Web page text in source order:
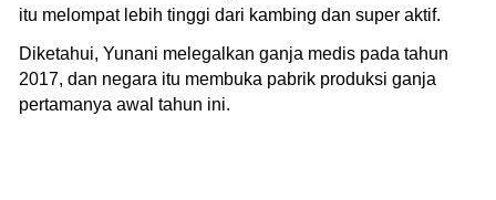
itu melompat lebih tinggi dari kambing dan super aktif.
Diketahui, Yunani melegalkan ganja medis pada tahun
2017, dan negara itu membuka pabrik produksi ganja
pertamanya awal tahun ini.